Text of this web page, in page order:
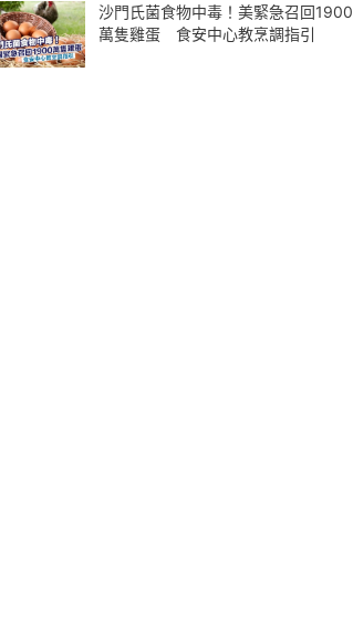
沙門氏菌食物中毒！美緊急召回1900
萬隻雞蛋 食安中心教烹調指引